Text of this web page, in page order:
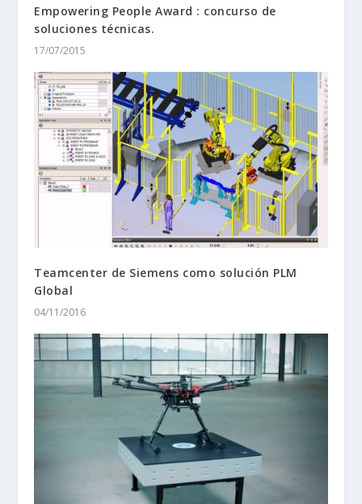
Empowering People Award : concurso de
soluciones técnicas.
17/07/2015
Teamcenter de Siemens como solución PLM
Global
04/11/2016